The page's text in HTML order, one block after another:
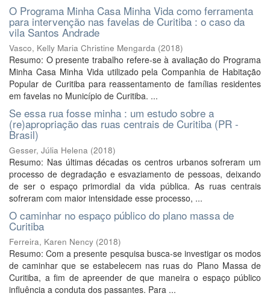
O Programa Minha Casa Minha Vida como ferramenta
para intervenção nas favelas de Curitiba : o caso da
vila Santos Andrade
Vasco, Kelly Maria Christine Mengarda (2018)
Resumo: O presente trabalho refere-se à avaliação do Programa
Minha Casa Minha Vida utilizado pela Companhia de Habitação
Popular de Curitiba para reassentamento de famílias residentes
em favelas no Município de Curitiba. ...
Se essa rua fosse minha : um estudo sobre a
(re)apropriação das ruas centrais de Curitiba (PR -
Brasil)
Gesser, Júlia Helena (2018)
Resumo: Nas últimas décadas os centros urbanos sofreram um
processo de degradação e esvaziamento de pessoas, deixando
de ser o espaço primordial da vida pública. As ruas centrais
sofreram com maior intensidade esse processo, ...
O caminhar no espaço público do plano massa de
Curitiba
Ferreira, Karen Nency (2018)
Resumo: Com a presente pesquisa busca-se investigar os modos
de caminhar que se estabelecem nas ruas do Plano Massa de
Curitiba, a fim de apreender de que maneira o espaço público
influência a conduta dos passantes. Para ...